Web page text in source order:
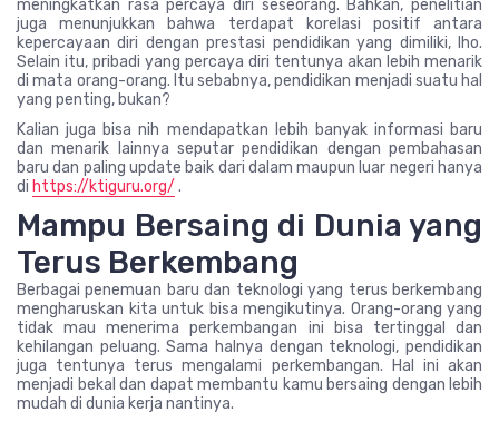
meningkatkan rasa percaya diri seseorang. Bahkan, penelitian
juga menunjukkan bahwa terdapat korelasi positif antara
kepercayaan diri dengan prestasi pendidikan yang dimiliki, lho.
Selain itu, pribadi yang percaya diri tentunya akan lebih menarik
di mata orang-orang. Itu sebabnya, pendidikan menjadi suatu hal
yang penting, bukan?
Kalian juga bisa nih mendapatkan lebih banyak informasi baru
dan menarik lainnya seputar pendidikan dengan pembahasan
baru dan paling update baik dari dalam maupun luar negeri hanya
di https://ktiguru.org/ .
Mampu Bersaing di Dunia yang
Terus Berkembang
Berbagai penemuan baru dan teknologi yang terus berkembang
mengharuskan kita untuk bisa mengikutinya. Orang-orang yang
tidak mau menerima perkembangan ini bisa tertinggal dan
kehilangan peluang. Sama halnya dengan teknologi, pendidikan
juga tentunya terus mengalami perkembangan. Hal ini akan
menjadi bekal dan dapat membantu kamu bersaing dengan lebih
mudah di dunia kerja nantinya.